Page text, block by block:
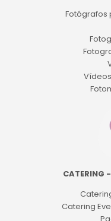
Fotógrafos
CATERING
Catering